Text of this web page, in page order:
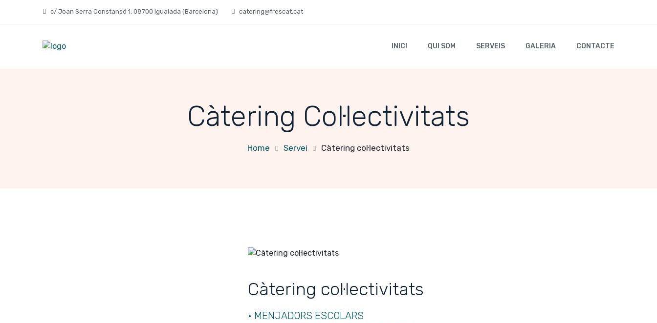
c/ Joan Serra Constansó 1, 08700 Igualada (Barcelona) catering@frescat.cat
INICI QUI SOM SERVEIS GALERIA CONTACTE
Càtering Col·lectivitats
Home Servei Càtering col·lectivitats
Càtering col·lectivitats
• MENJADORS ESCOLARS